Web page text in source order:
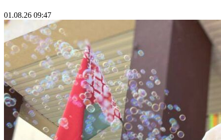
01.08.26 09:47